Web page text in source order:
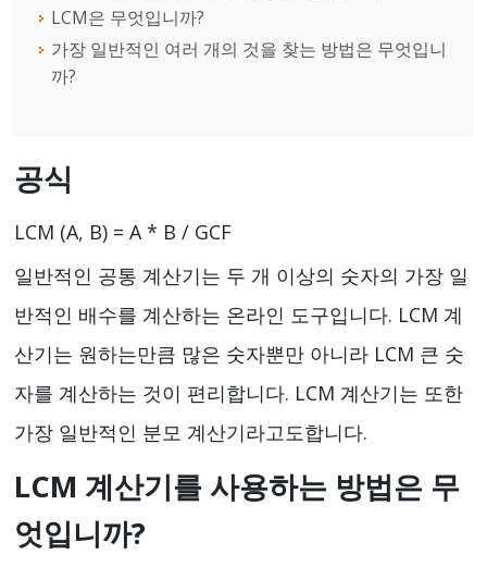
LCM은 무엇입니까?
가장 일반적인 여러 개의 것을 찾는 방법은 무엇입니
까?
공식
LCM (A, B) = A * B / GCF
일반적인 공통 계산기는 두 개 이상의 숫자의 가장 일
반적인 배수를 계산하는 온라인 도구입니다. LCM 계
산기는 원하는만큼 많은 숫자뿐만 아니라 LCM 큰 숫
자를 계산하는 것이 편리합니다. LCM 계산기는 또한
가장 일반적인 분모 계산기라고도합니다.
LCM 계산기를 사용하는 방법은 무
엇입니까?